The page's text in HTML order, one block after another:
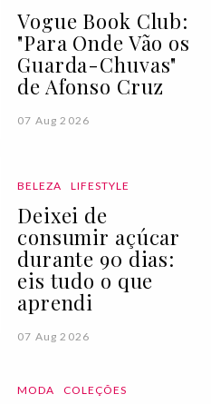
Vogue Book Club:
"Para Onde Vão os
Guarda-Chuvas"
de Afonso Cruz
07 Aug 2026
BELEZA LIFESTYLE
Deixei de
consumir açúcar
durante 90 dias:
eis tudo o que
aprendi
07 Aug 2026
MODA COLEÇÕES